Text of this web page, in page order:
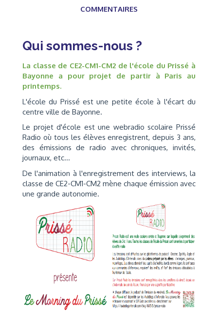
COMMENTAIRES
Qui sommes-nous ?
La classe de CE2-CM1-CM2 de l'école du Prissé à
Bayonne a pour projet de partir à Paris au
printemps.
L'école du Prissé est une petite école à l'écart du
centre ville de Bayonne.
Le projet d'école est une webradio scolaire Prissé
Radio où tous les élèves enregistrent, depuis 3 ans,
des émissions de radio avec chroniques, invités,
journaux, etc...
De l'animation à l'enregistrement des interviews, la
classe de CE2-CM1-CM2 mène chaque émission avec
une grande autonomie.